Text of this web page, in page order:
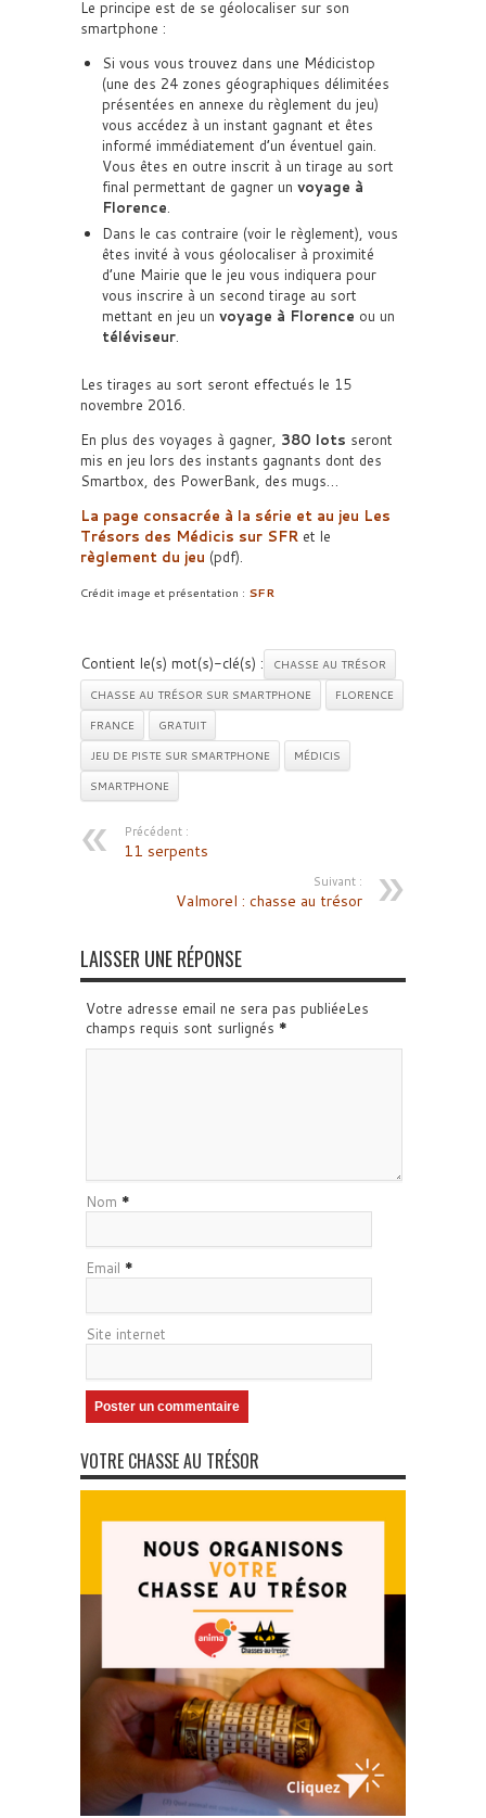
Le principe est de se géolocaliser sur son
smartphone :
Si vous vous trouvez dans une Médicistop
(une des 24 zones géographiques délimitées
présentées en annexe du règlement du jeu)
vous accédez à un instant gagnant et êtes
informé immédiatement d’un éventuel gain.
Vous êtes en outre inscrit à un tirage au sort
final permettant de gagner un voyage à
Florence.
Dans le cas contraire (voir le règlement), vous
êtes invité à vous géolocaliser à proximité
d’une Mairie que le jeu vous indiquera pour
vous inscrire à un second tirage au sort
mettant en jeu un voyage à Florence ou un
téléviseur.
Les tirages au sort seront effectués le 15
novembre 2016.
En plus des voyages à gagner, 380 lots seront
mis en jeu lors des instants gagnants dont des
Smartbox, des PowerBank, des mugs…
La page consacrée à la série et au jeu Les
Trésors des Médicis sur SFR et le
règlement du jeu (pdf).
Crédit image et présentation : SFR
Contient le(s) mot(s)-clé(s) :
CHASSE AU TRÉSOR
CHASSE AU TRÉSOR SUR SMARTPHONE
FLORENCE
FRANCE
GRATUIT
JEU DE PISTE SUR SMARTPHONE
MÉDICIS
SMARTPHONE
Précédent :
11 serpents
Suivant :
Valmorel : chasse au trésor
LAISSER UNE RÉPONSE
Votre adresse email ne sera pas publiéeLes
champs requis sont surlignés *
Nom *
Email *
Site internet
VOTRE CHASSE AU TRÉSOR